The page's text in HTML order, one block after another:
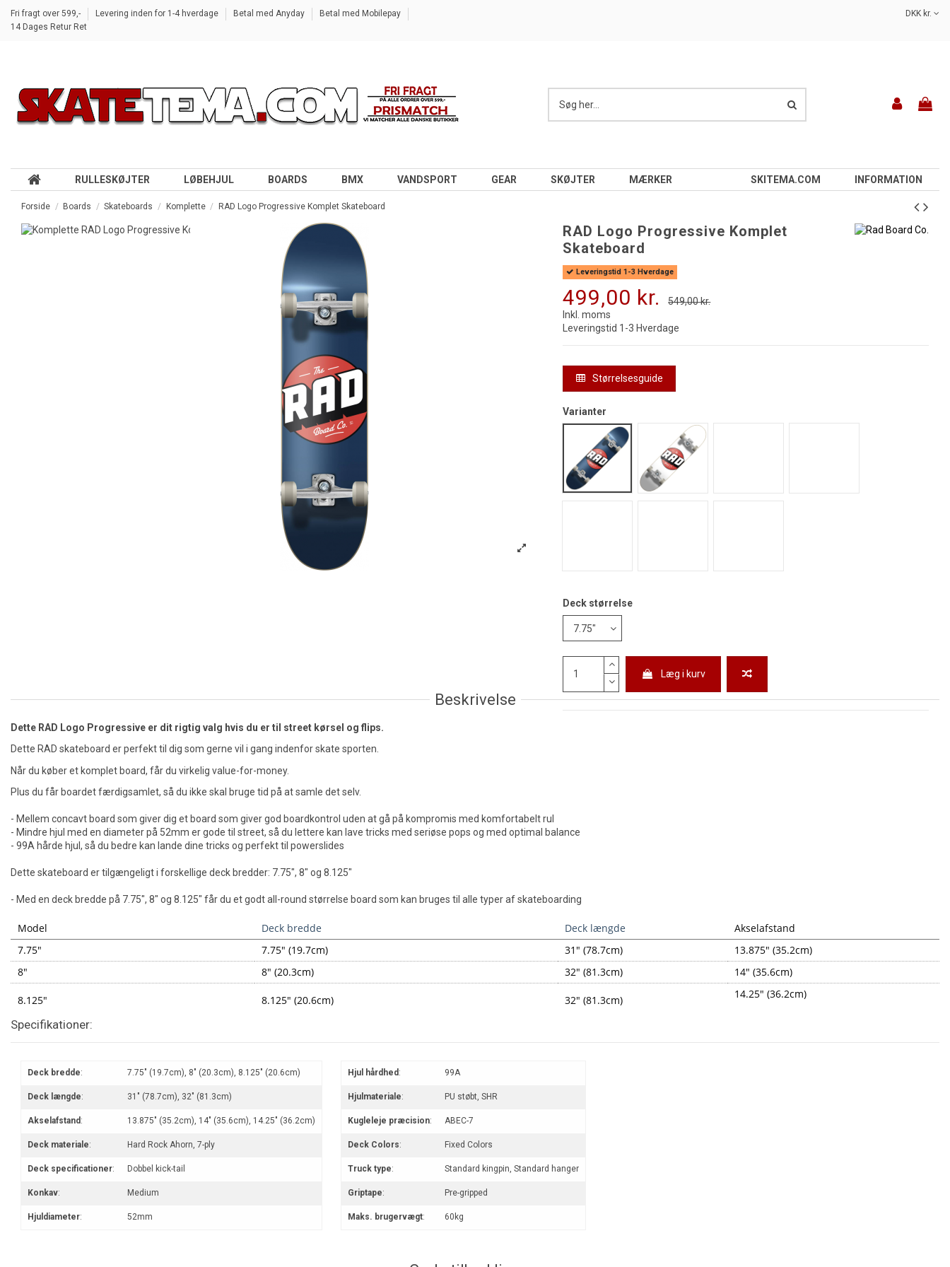
Fri fragt over 599,- Levering inden for 1-4 hverdage Betal med Anyday
Betal med Mobilepay
14 Dages Retur Ret
DKK kr.
RULLESKØJTER LØBEHJUL BOARDS BMX VANDSPORT GEAR SKØJTER INFORMATION
MÆRKER SKITEMA.COM
Forside Boards Skateboards Komplette RAD Logo Progressive Komplet Skateboard
RAD Logo Progressive Komplet
Skateboard
Leveringstid 1-3 Hverdage
499,00 kr. 549,00 kr.
Inkl. moms
Leveringstid 1-3 Hverdage
Størrelsesguide
Varianter
Rad Logo S Navy
Rad Logo S Hvid
Deck størrelse
Læg i kurv
Beskrivelse
Dette RAD Logo Progressive er dit rigtig valg hvis du er til street kørsel og flips.
Dette RAD skateboard er perfekt til dig som gerne vil i gang indenfor skate sporten.
Når du køber et komplet board, får du virkelig value-for-money.
Plus du får boardet færdigsamlet, så du ikke skal bruge tid på at samle det selv.
- Mellem concavt board som giver dig et board som giver god boardkontrol uden at gå på kompromis med komfortabelt rul
- Mindre hjul med en diameter på 52mm er gode til street, så du lettere kan lave tricks med seriøse pops og med optimal balance
- 99A hårde hjul, så du bedre kan lande dine tricks og perfekt til powerslides
Dette skateboard er tilgængeligt i forskellige deck bredder: 7.75", 8" og 8.125"
- Med en deck bredde på 7.75", 8" og 8.125" får du et godt all-round størrelse board som kan bruges til alle typer af skateboarding
Model Deck bredde Deck længde
Akselafstand
7.75"
7.75" (19.7cm) 31" (78.7cm)
13.875" (35.2cm)
8"
8" (20.3cm) 32" (81.3cm) 14" (35.6cm)
8.125" 8.125" (20.6cm) 32" (81.3cm) 14.25" (36.2cm)
Specifikationer:
Deck bredde: 7.75" (19.7cm), 8" (20.3cm), 8.125" (20.6cm)
Deck længde: 31" (78.7cm), 32" (81.3cm)
Akselafstand : 13.875" (35.2cm), 14" (35.6cm), 14.25" (36.2cm)
Deck materiale: Hard Rock Ahorn, 7-ply
Deck specificationer: Dobbel kick-tail
Konkav: Medium
Hjuldiameter: 52mm
Hjul hårdhed : 99A
Hjulmateriale: PU støbt, SHR
Kugleleje præcision: ABEC-7
Deck Colors: Fixed Colors
Truck type: Standard kingpin, Standard hanger
Griptape: Pre-gripped
Maks. brugervægt: 60kg